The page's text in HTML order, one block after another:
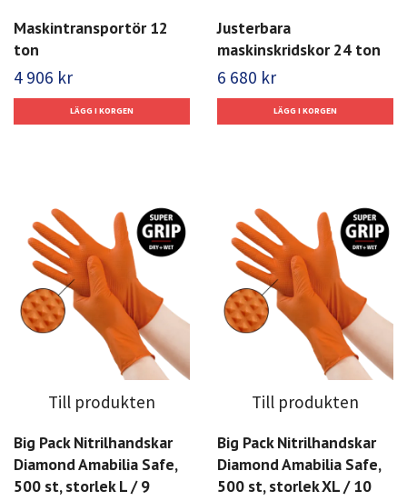
Maskintransportör 12
ton
4 906 kr
Justerbara
maskinskridskor 24 ton
6 680 kr
Till produkten
Big Pack Nitrilhandskar
Diamond Amabilia Safe,
500 st, storlek L / 9
Till produkten
Big Pack Nitrilhandskar
Diamond Amabilia Safe,
500 st, storlek XL / 10